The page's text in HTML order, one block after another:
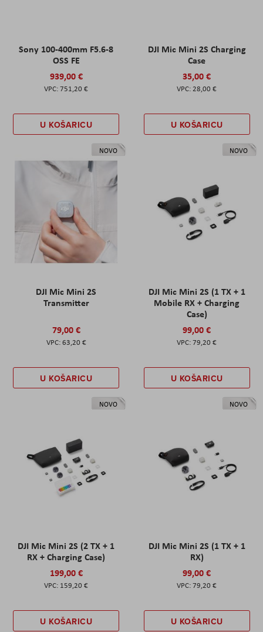
Sony 100-400mm F5.6-8
OSS FE
939,00 €
751,20 €
U KOŠARICU
DJI Mic Mini 2S Charging
Case
35,00 €
28,00 €
U KOŠARICU
NOVO
DJI Mic Mini 2S
Transmitter
79,00 €
63,20 €
U KOŠARICU
NOVO
DJI Mic Mini 2S (1 TX + 1
Mobile RX + Charging
Case)
99,00 €
79,20 €
U KOŠARICU
NOVO
DJI Mic Mini 2S (2 TX + 1
RX + Charging Case)
199,00 €
159,20 €
U KOŠARICU
NOVO
DJI Mic Mini 2S (1 TX + 1
RX)
99,00 €
79,20 €
U KOŠARICU